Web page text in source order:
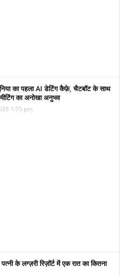
का पहला AI डेटिंग कैफ़े, चैटबॉट के साथ
का अनोखा अनुभव
1:55 pm
के लग्ज़री रिज़ॉर्ट में एक रात का कितना